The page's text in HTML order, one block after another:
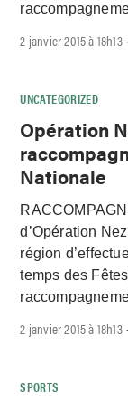
2 janvier 2015 à 18h13
UNCATEGORIZED
Opération
Nationale
d’Opération
région
temps des
2 janvier 2015 à 18h13
SPORTS